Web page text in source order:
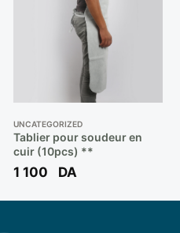
UNCATEGORIZED
Tablier pour soudeur en
cuir (10pcs) **
1 100 DA